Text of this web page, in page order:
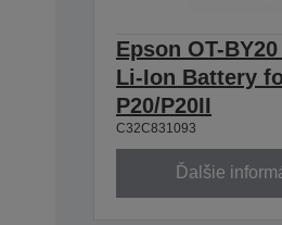
Epson OT-
Li-Ion Battery
P20/P20II
C32C831093
Ďalšie